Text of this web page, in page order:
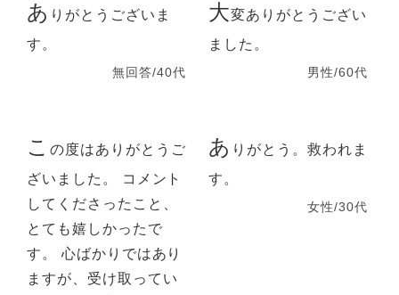
あ りがとうございま
す。
無回答/40代
大変ありがとうござい
ました。
男性/60代
こ の度はありがとうご
ざいました。 コメント
してくださったこと、
とても嬉しかったで
す。 心ばかりではあり
ますが、受け取ってい
あ りがとう。救われま
す。
女性/30代